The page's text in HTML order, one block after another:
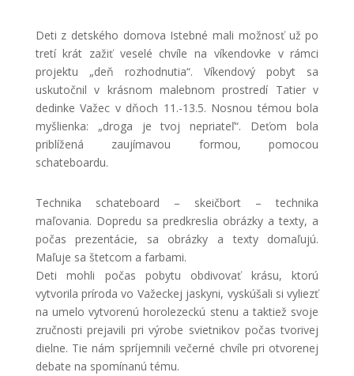
Deti z detského domova Istebné mali možnosť už po
tretí krát zažiť veselé chvíle na víkendovke v rámci
projektu „deň rozhodnutia“. Víkendový pobyt sa
uskutočnil v krásnom malebnom prostredí Tatier v
dedinke Važec v dňoch 11.-13.5. Nosnou témou bola
myšlienka: „droga je tvoj nepriateľ“. Deťom bola
priblížená zaujímavou formou, pomocou
schateboardu.
Technika schateboard – skeičbort – technika
maľovania. Dopredu sa predkreslia obrázky a texty, a
počas prezentácie, sa obrázky a texty domaľujú.
Maľuje sa štetcom a farbami.
Deti mohli počas pobytu obdivovať krásu, ktorú
vytvorila príroda vo Važeckej jaskyni, vyskúšali si vyliezť
na umelo vytvorenú horolezeckú stenu a taktiež svoje
zručnosti prejavili pri výrobe svietnikov počas tvorivej
dielne. Tie nám spríjemnili večerné chvíle pri otvorenej
debate na spomínanú tému.